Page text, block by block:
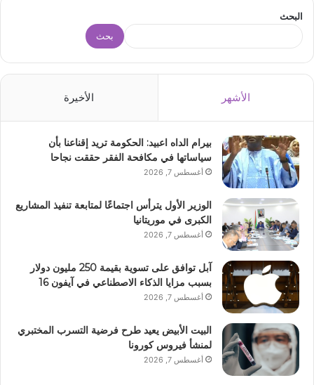
البحث
بحث
الأشهر الأخيرة
بيرام الداه اعبيد: الحكومة تريد إقناعنا بأن
سياساتها في مكافحة الفقر حققت نجاحا
أغسطس 7, 2026
الوزير الأول يترأس اجتماعًا لمتابعة تنفيذ المشاريع
الكبرى في موريتانيا
أغسطس 7, 2026
آبل توافق على تسوية بقيمة 250 مليون دولار
بسبب مزايا الذكاء الاصطناعي في آيفون 16
أغسطس 7, 2026
البيت الأبيض يعيد طرح فرضية التسرب المختبري
لمنشأ فيروس كورونا
أغسطس 7, 2026